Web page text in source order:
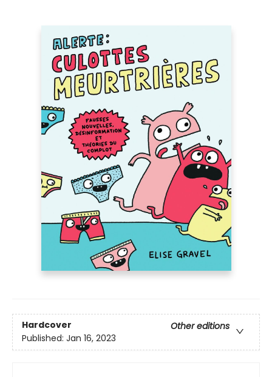
Hardcover
Other editions
Published: Jan 16, 2023